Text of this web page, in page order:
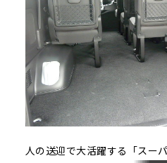
人の送迎で大活躍する「スー